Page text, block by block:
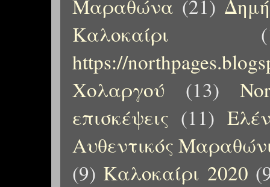
Μαραθώνα (21)
Καλοκαίρι
https://
Χολαργού
(13)
επισκέψεις (11)
Αυθεντικός
(9) Καλοκαίρι 2020